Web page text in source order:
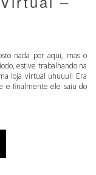
nada por aqui, mas o
estive trabalhando na
loja virtual uhuuul! Era
e finalmente ele saiu do